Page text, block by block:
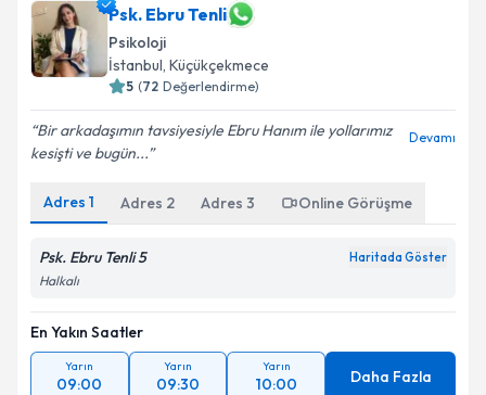
Psk. Ebru Tenli
Psikoloji
İstanbul, Küçükçekmece
5 (72 Değerlendirme)
Bir arkadaşımın tavsiyesiyle Ebru Hanım ile yollarımız
kesişti ve bugün...
Devamı
Adres 1 Adres 2 Adres 3 Online Görüşme
Psk. Ebru Tenli 5 Haritada Göster
Halkalı
En Yakın Saatler
Yarın
09:00
Yarın
09:30
Yarın
10:00 Daha Fazla